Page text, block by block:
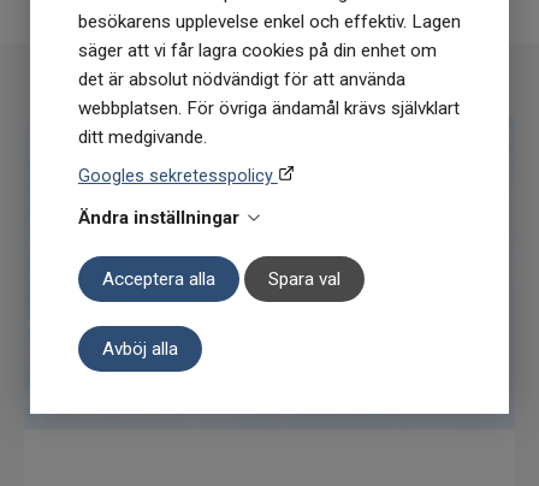
besökarens upplevelse enkel och effektiv. Lagen
säger att vi får lagra cookies på din enhet om
det är absolut nödvändigt för att använda
webbplatsen. För övriga ändamål krävs självklart
ditt medgivande.
Googles sekretesspolicy
Ändra inställningar
Acceptera alla Spara val
Avböj alla